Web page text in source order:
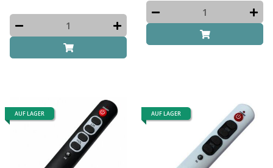
AUF LAGER AUF LAGER